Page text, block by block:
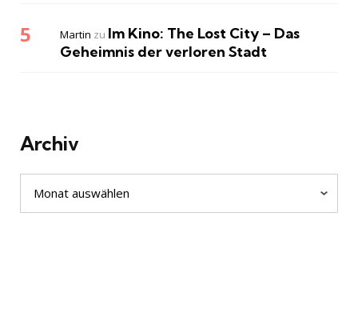
Martin zu Im Kino: The Lost City – Das
Geheimnis der verloren Stadt
Archiv